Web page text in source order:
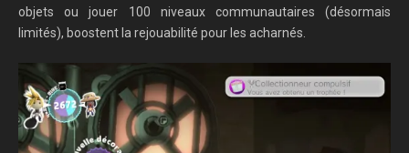
objets ou jouer 100 niveaux communautaires (désormais
limités), boostent la rejouabilité pour les acharnés.